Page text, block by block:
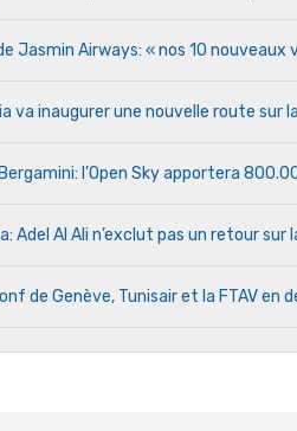
Jasmin Airways: « nos 10
va inaugurer une nouvelle route sur
l’Open Sky apportera
Adel Al Ali n’exclut pas un retour sur
de Genève, Tunisair et la FTAV